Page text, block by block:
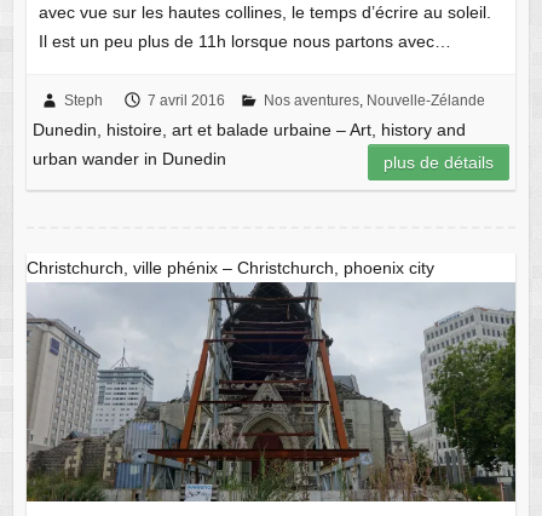
avec vue sur les hautes collines, le temps d’écrire au soleil.
Il est un peu plus de 11h lorsque nous partons avec…
Steph 7 avril 2016 Nos aventures, Nouvelle-Zélande
Dunedin, histoire, art et balade urbaine – Art, history and
urban wander in Dunedin
plus de détails
Christchurch, ville phénix – Christchurch, phoenix city